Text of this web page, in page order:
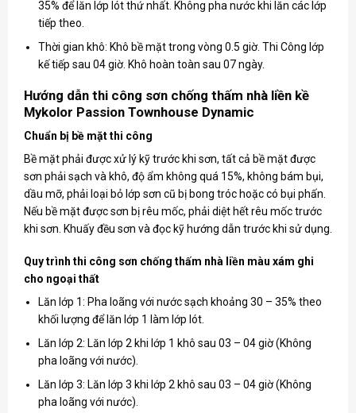
35% để lăn lớp lót thứ nhất. Không pha nước khi lăn các lớp
tiếp theo.
Thời gian khô: Khô bề mặt trong vòng 0.5 giờ. Thi Công lớp
kế tiếp sau 04 giờ. Khô hoàn toàn sau 07 ngày.
Hướng dẫn thi công sơn chống thấm nhà liền kề
Mykolor Passion Townhouse Dynamic
Chuẩn bị bề mặt thi công
Bề mặt phải được xử lý kỹ trước khi sơn, tất cả bề mặt được
sơn phải sạch và khô, độ ẩm không quá 15%, không bám bụi,
dầu mỡ, phải loại bỏ lớp sơn cũ bị bong tróc hoặc có bụi phấn.
Nếu bề mặt được sơn bị rêu mốc, phải diệt hết rêu mốc trước
khi sơn. Khuấy đều sơn và đọc kỹ hướng dẫn trước khi sử dụng.
Quy trình thi công sơn chống thấm nhà liền màu xám ghi
cho ngoại thất
Lăn lớp 1: Pha loãng với nước sạch khoảng 30 – 35% theo
khối lượng để lăn lớp 1 làm lớp lót.
Lăn lớp 2: Lăn lớp 2 khi lớp 1 khô sau 03 – 04 giờ (Không
pha loãng với nước).
Lăn lớp 3: Lăn lớp 3 khi lớp 2 khô sau 03 – 04 giờ (Không
pha loãng với nước).